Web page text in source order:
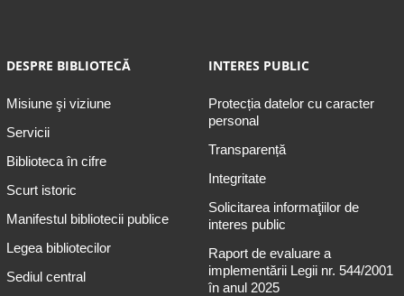
DESPRE BIBLIOTECĂ
Misiune şi viziune
Servicii
Biblioteca în cifre
Scurt istoric
Manifestul bibliotecii publice
Legea bibliotecilor
Sediul central
INTERES PUBLIC
Protecția datelor cu caracter
personal
Transparență
Integritate
Solicitarea informaţiilor de
interes public
Raport de evaluare a
implementării Legii nr. 544/2001
în anul 2025